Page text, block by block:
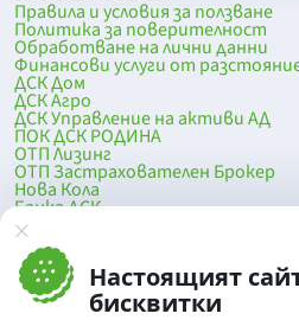
Настоящият
бисквитки
Правила и условия за ползване
Политика за поверителност
Обработване на лични данни
Финансови услуги от
ДСК Дом
ДСК Агро
ДСК Управление на активи АД
ПОК ДСК РОДИНА
ОТП Лизинг
ОТП Застрахователен Брокер
Нова Кола
Банка ДСК
DSK Mobile
Оферти за продажба от Банка
Клонова мрежа и банкомати
До началото на страницата